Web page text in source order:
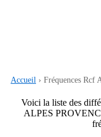
Accueil › Fréquences Rcf
Voici la liste des
ALPES